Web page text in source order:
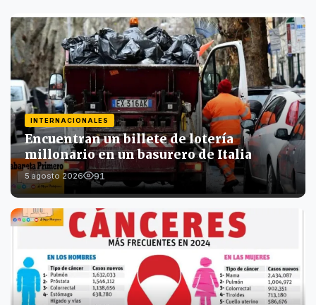
INTERNACIONALES
Encuentran un billete de lotería
millonario en un basurero de Italia
5 agosto 2026 91